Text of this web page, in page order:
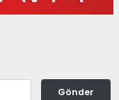
Gönder